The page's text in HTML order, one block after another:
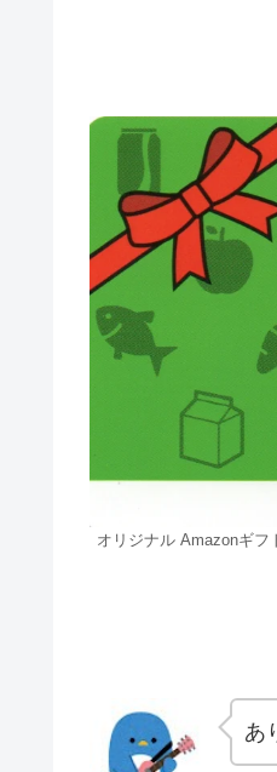
オリジナル Amazonギフ
あ